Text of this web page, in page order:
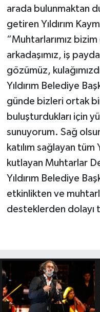
arada bulunmaktan
getiren Yıldırım
“Muhtarlarımız
arkadaşımız, iş
gözümüz,
Yıldırım Belediye
günde bizleri ortak
buluşturdukları için
sunuyorum. Sağ
katılım sağlayan tüm
kutlayan Muhtarlar
Yıldırım Belediye
etkinlikten ve
desteklerden dolayı